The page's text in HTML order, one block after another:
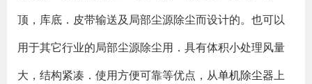
顶，库底．皮带输送及局部尘源除尘而设计的。也可以
用于其它行业的局部尘源除尘用．具有体积小处理风量
大，结构紧凑．使用方便可靠等优点，从单机除尘器上